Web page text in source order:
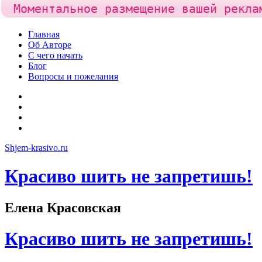
Skip
content
Главная
Об Авторе
С чего начать
Блог
Вопросы и пожелания
Shjem-krasivo.ru
Красиво шить не запретишь!
Елена Красовская
Красиво шить не запретишь!
Моментальное размещение вашей